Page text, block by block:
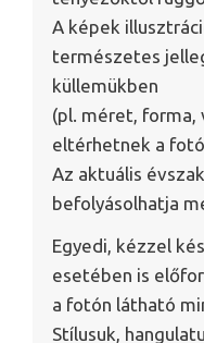
A képek
természetes
küllemükben
(pl. méret, forma,
eltérhetnek a
Az aktuális
befolyásolhatja
Egyedi, kézzel
esetében is
a fotón látható
Stílusuk,